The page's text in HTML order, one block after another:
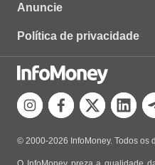
Anuncie
Política de privacidade
© 2000-2026 InfoMoney. Todos os